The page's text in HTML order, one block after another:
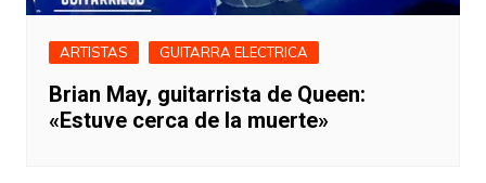
ARTISTAS GUITARRA ELECTRICA
Brian May, guitarrista de Queen:
«Estuve cerca de la muerte»